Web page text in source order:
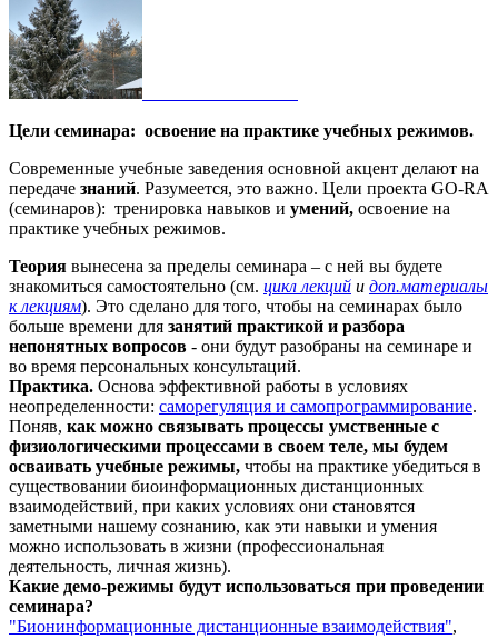
Цели семинара: освоение на практике учебных режимов.
Современные учебные заведения основной акцент делают на
передаче знаний. Разумеется, это важно. Цели проекта GO-RA
(семинаров): тренировка навыков и умений, освоение на
практике учебных режимов.
Теория вынесена за пределы семинара – с ней вы будете
знакомиться самостоятельно (см. цикл лекций и доп.материалы
к лекциям). Это сделано для того, чтобы на семинарах было
больше времени для занятий практикой и разбора
непонятных вопросов - они будут разобраны на семинаре и
во время персональных консультаций.
Практика. Основа эффективной работы в условиях
неопределенности: саморегуляция и самопрограммирование.
Поняв, как можно связывать процессы умственные с
физиологическими процессами в своем теле, мы будем
осваивать учебные режимы, чтобы на практике убедиться в
существовании биоинформационных дистанционных
взаимодействий, при каких условиях они становятся
заметными нашему сознанию, как эти навыки и умения
можно использовать в жизни (профессиональная
деятельность, личная жизнь).
Какие демо-режимы будут использоваться при проведении
семинара?
"Бионинформационные дистанционные взаимодействия",